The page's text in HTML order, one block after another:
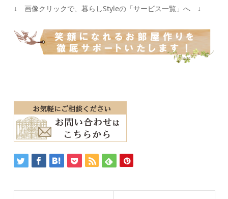
↓ 画像クリックで、暮らしStyleの「サービス一覧」へ ↓